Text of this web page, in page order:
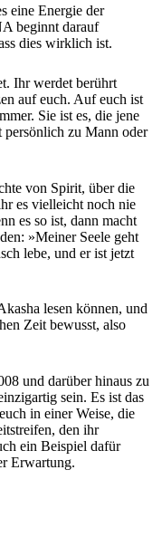
eine Energie der
beginnt darauf
dies wirklich ist.
Ihr werdet berührt
auf euch. Auf euch ist
Sie ist es, die jene
persönlich zu Mann oder
von Spirit, über die
es vielleicht noch nie
es so ist, dann macht
»Meiner Seele geht
lebe, und er ist jetzt
lesen können, und
Zeit bewusst, also
und darüber hinaus zu
sein. Es ist das
in einer Weise, die
den ihr
ein Beispiel dafür
Erwartung.